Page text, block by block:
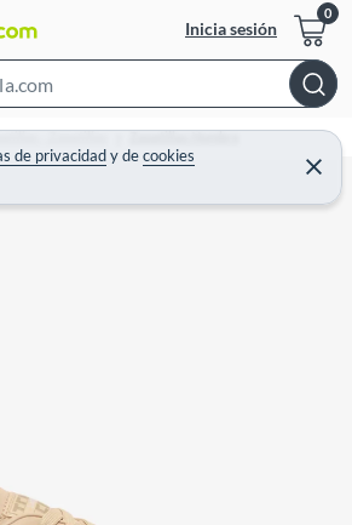
Inicia sesión
e
a
c
de privacidadydecookies
C
e
r
- Zapatillas Zapatillas Hombre